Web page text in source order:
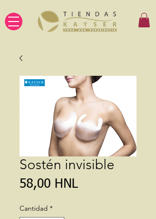
Sostén invisible
58,00 HNLPrecio
Cantidad *